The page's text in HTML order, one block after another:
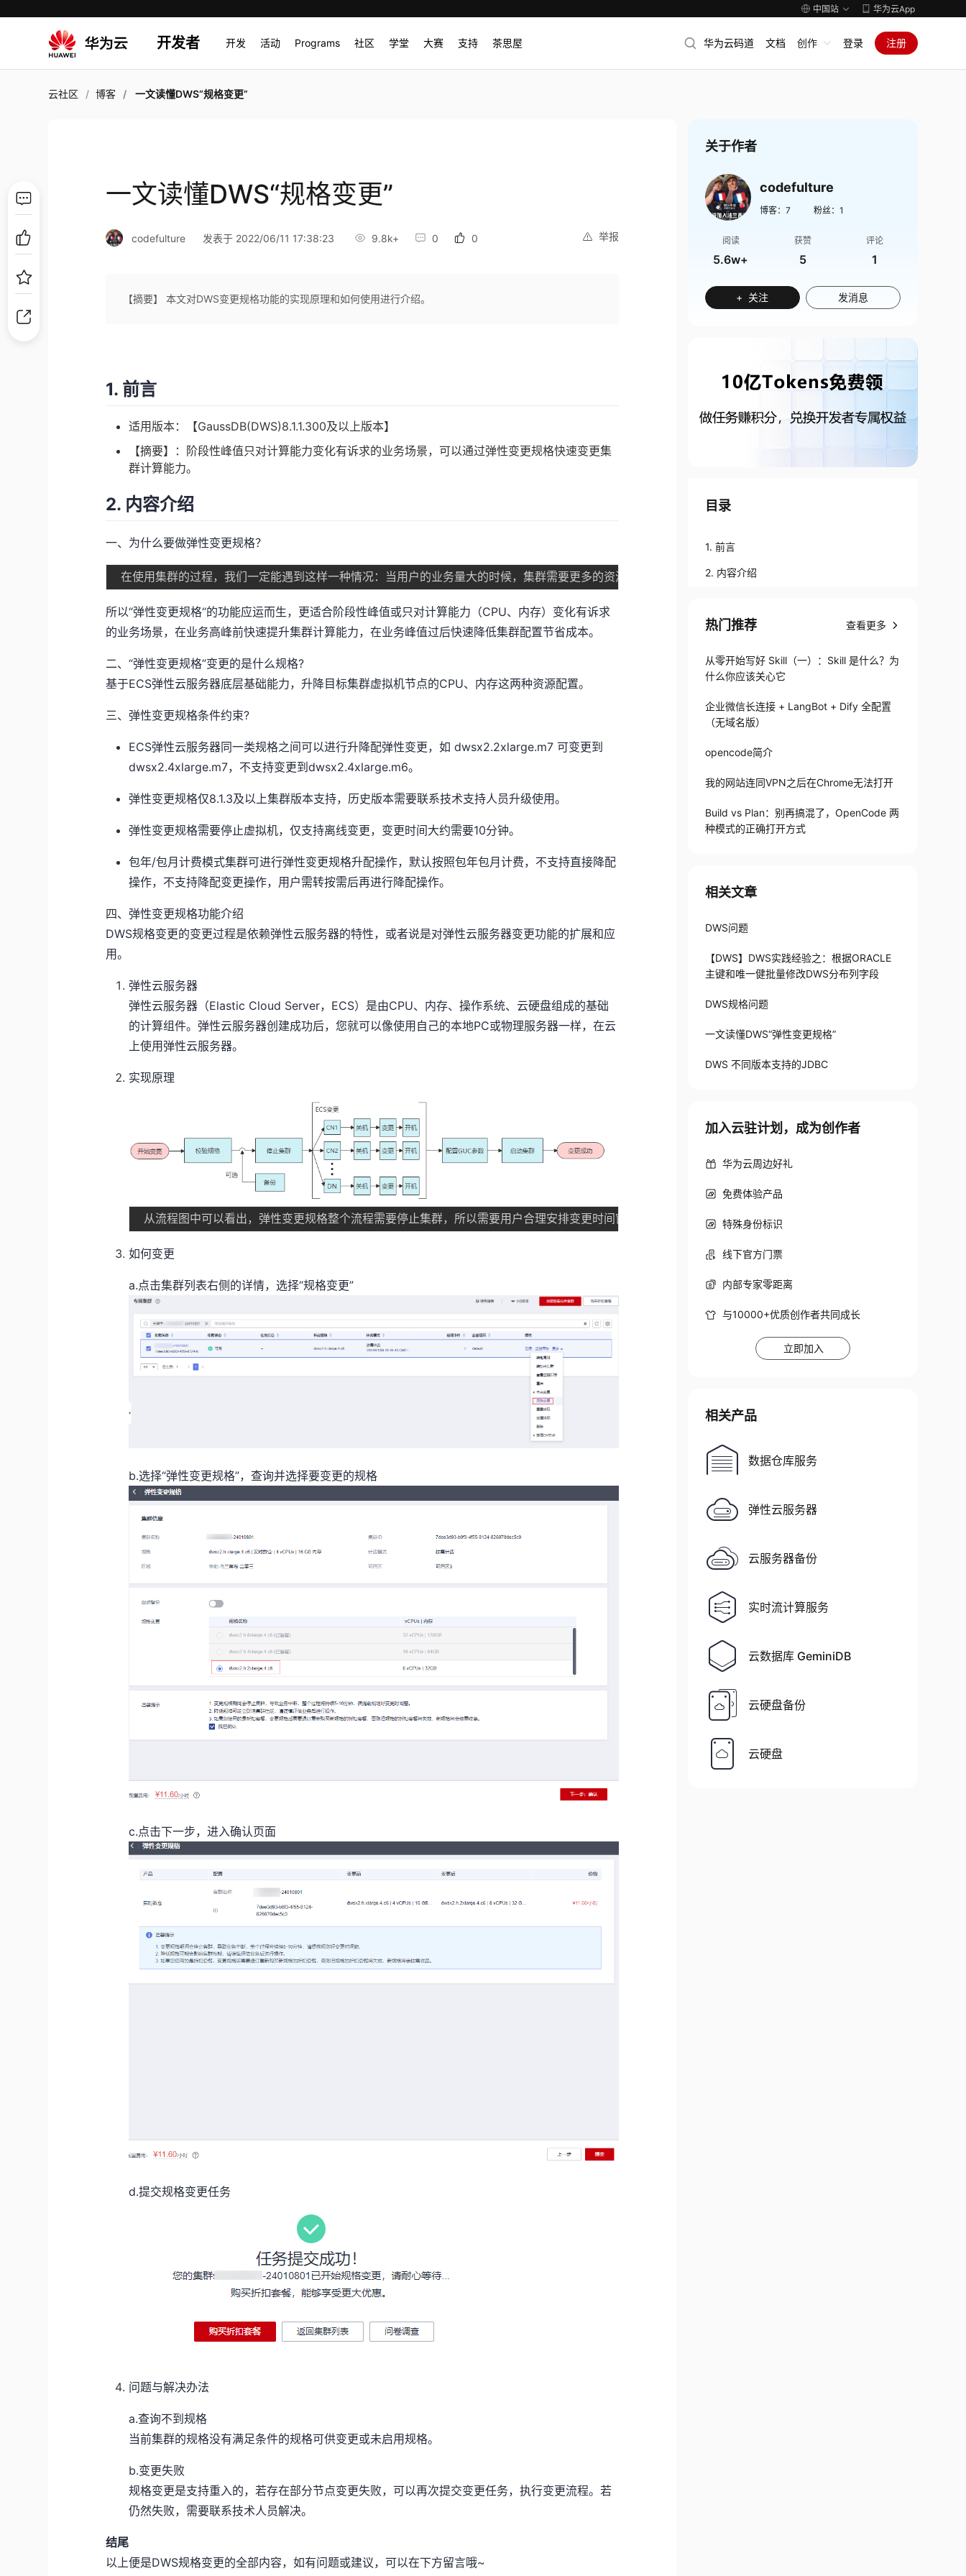
中国站 华为云App
开发者 开发 活动 Programs 社区 学堂 大赛 支持 茶思屋 华为云码道 文档 创作 登录 注册
云社区 博客 一文读懂DWS“规格变更”
一文读懂DWS“规格变更”
举报
codefulture 发表于 2022/06/11 17:38:23 9.8k+ 0 0
【摘要】 本文对DWS变更规格功能的实现原理和如何使用进行介绍。
1. 前言
适用版本：【GaussDB(DWS)8.1.1.300及以上版本】
【摘要】：阶段性峰值只对计算能力变化有诉求的业务场景，可以通过弹性变更规格快速变更集
群计算能力。
2. 内容介绍
一、为什么要做弹性变更规格？
所以“弹性变更规格“的功能应运而生，更适合阶段性峰值或只对计算能力（CPU、内存）变化有诉求
的业务场景，在业务高峰前快速提升集群计算能力，在业务峰值过后快速降低集群配置节省成本。
二、“弹性变更规格”变更的是什么规格?
基于ECS弹性云服务器底层基础能力，升降目标集群虚拟机节点的CPU、内存这两种资源配置。
三、弹性变更规格条件约束?
ECS弹性云服务器同一类规格之间可以进行升降配弹性变更，如 dwsx2.2xlarge.m7 可变更到
dwsx2.4xlarge.m7，不支持变更到dwsx2.4xlarge.m6。
弹性变更规格仅8.1.3及以上集群版本支持，历史版本需要联系技术支持人员升级使用。
弹性变更规格需要停止虚拟机，仅支持离线变更，变更时间大约需要10分钟。
包年/包月计费模式集群可进行弹性变更规格升配操作，默认按照包年包月计费，不支持直接降配
操作，不支持降配变更操作，用户需转按需后再进行降配操作。
四、弹性变更规格功能介绍
DWS规格变更的变更过程是依赖弹性云服务器的特性，或者说是对弹性云服务器变更功能的扩展和应
用。
弹性云服务器
弹性云服务器（Elastic Cloud Server，ECS）是由CPU、内存、操作系统、云硬盘组成的基础
的计算组件。弹性云服务器创建成功后，您就可以像使用自己的本地PC或物理服务器一样，在云
上使用弹性云服务器。
实现原理
如何变更
a.点击集群列表右侧的详情，选择“规格变更”
b.选择“弹性变更规格”，查询并选择要变更的规格
c.点击下一步，进入确认页面
d.提交规格变更任务
问题与解决办法
a.查询不到规格
当前集群的规格没有满足条件的规格可供变更或未启用规格。
b.变更失败
规格变更是支持重入的，若存在部分节点变更失败，可以再次提交变更任务，执行变更流程。若
仍然失败，需要联系技术人员解决。
结尾
以上便是DWS规格变更的全部内容，如有问题或建议，可以在下方留言哦~
关于作者
codefulture
博客： 7 粉丝： 1
阅读
5.6w+
获赞
5
评论
1
+ 关注 发消息
目录
1. 前言
2. 内容介绍
热门推荐 查看更多
从零开始写好 Skill（一）：Skill 是什么？为
什么你应该关心它
企业微信长连接 + LangBot + Dify 全配置
（无域名版）
opencode简介
我的网站连同VPN之后在Chrome无法打开
Build vs Plan：别再搞混了，OpenCode 两
种模式的正确打开方式
相关文章
DWS问题
【DWS】DWS实践经验之：根据ORACLE
主键和唯一健批量修改DWS分布列字段
DWS规格问题
一文读懂DWS“弹性变更规格”
DWS 不同版本支持的JDBC
加入云驻计划，成为创作者
华为云周边好礼
免费体验产品
特殊身份标识
线下官方门票
内部专家零距离
与10000+优质创作者共同成长
立即加入
相关产品
数据仓库服务
弹性云服务器
云服务器备份
实时流计算服务
云数据库 GeminiDB
云硬盘备份
云硬盘